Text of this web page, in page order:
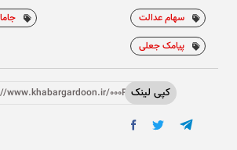
سهام عدالت
پیامک جعلی
کپی لینکwww.khabargardoon.ir/000P3r